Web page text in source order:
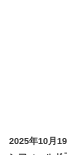
2025年10月19